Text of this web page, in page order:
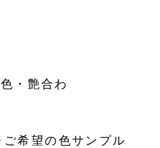
・艶合わ
サンプル